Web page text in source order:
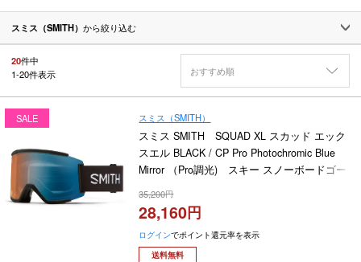
スミス（SMITH） から絞り込む
20件中
1-20件表示 おすすめ順
SALE スミス（SMITH）
スミス SMITH SQUAD XL スカッド エック
スエル BLACK / CP Pro Photochromic Blue
Mirror （Pro調光) スキー スノーボードゴー
35,200
28,160
ログインでポイント還元率を表示
送料無料